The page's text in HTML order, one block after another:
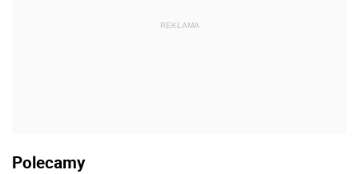
REKLAMA
Polecamy